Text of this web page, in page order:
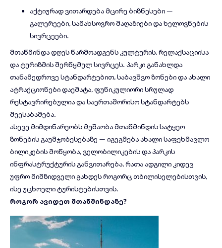
აქტიურად ვითარდება მცირე ბიზნესები —
გალერეები, სამახსოვრო მაღაზიები და ხელოვნების
სივრცეები.
მთაწმინდა დღეს წარმოადგენს კულტურის, რელაქსაციისა
და ტურიზმის შერწყმულ სივრცეს. პარკი განახლდა
თანამედროვე სტანდარტებით, საბავშვო ზონები და ახალი
ატრაქციონები დაემატა, ფუნიკულიორი სრულად
რესტავრირებულია და საერთაშორისო სტანდარტებს
შეესაბამება.
ასევე მიმდინარეობს მუშაობა მთაწმინდის სატყეო
ზონების გაუმჯობესებაზე — იგეგმება ახალი საფეხმავლო
ბილიკების მოწყობა, ველობილიკების და პარკის
ინფრასტრუქტურის განვითარება, რათა ადგილი კიდევ
უფრო მიმზიდველი გახდეს როგორც თბილისელებისთვის,
ისე უცხოელი ტურისტებისთვის.
როგორ ავიდეთ მთაწმინდაზე?